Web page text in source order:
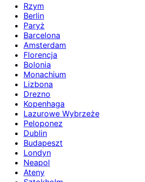
Rzym
Berlin
Paryż
Barcelona
Amsterdam
Florencja
Bolonia
Monachium
Lizbona
Drezno
Kopenhaga
Lazurowe Wybrzeże
Peloponez
Dublin
Budapeszt
Londyn
Neapol
Ateny